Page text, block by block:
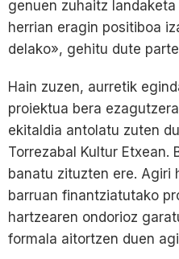
genuen zuhaitz
herrian eragin positiboa
delako», gehitu dute
Hain zuzen, aurretik
proiektua bera
ekitaldia antolatu zuten
Torrezabal Kultur Etxean.
banatu zituzten ere. Agiri
barruan finantziatutako
hartzearen ondorioz
formala aitortzen duen